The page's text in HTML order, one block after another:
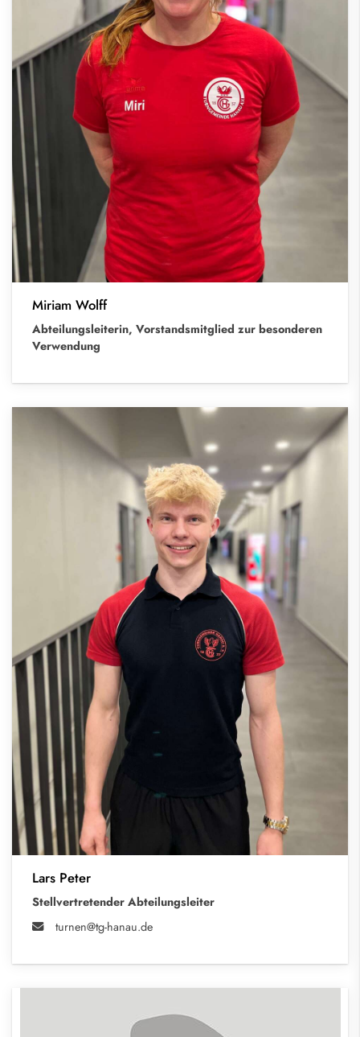
Miriam Wolff
Abteilungsleiterin, Vorstandsmitglied zur besonderen
Verwendung
Lars Peter
Stellvertretender Abteilungsleiter
turnen@tg-hanau.de